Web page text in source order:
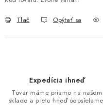
Tlač Opýtať sa
Expedícia ihneď
Tovar máme priamo na našom
sklade a preto hneď